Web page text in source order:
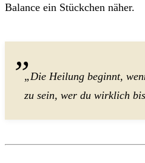
Balance ein Stückchen näher.
„Die Heilung beginnt,
zu sein, wer du wirklich